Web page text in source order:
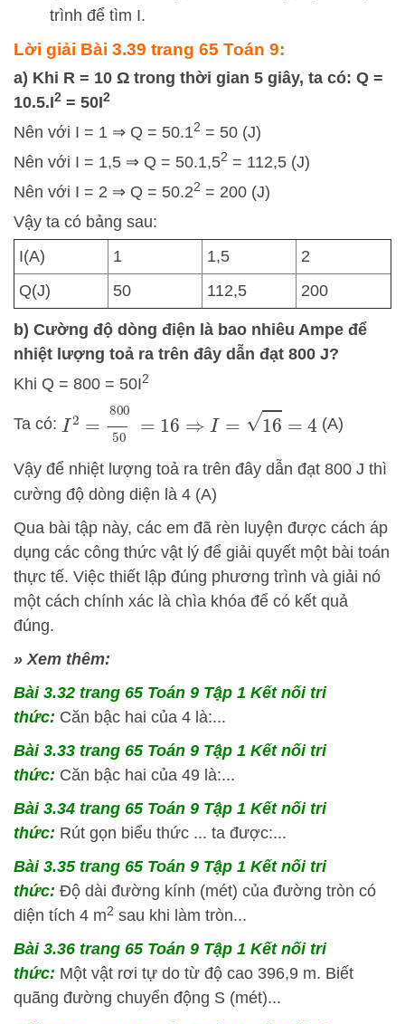
trình để tìm I.
Lời giải Bài 3.39 trang 65 Toán 9:
a) Khi R = 10 Ω trong thời gian 5 giây, ta có: Q =
10.5.I2 = 50I2
Nên với I = 1 ⇒ Q = 50.12 = 50 (J)
Nên với I = 1,5 ⇒ Q = 50.1,52 = 112,5 (J)
Nên với I = 2 ⇒ Q = 50.22 = 200 (J)
Vậy ta có bảng sau:
I(A)
1 1,5
2
Q(J)
50 112,5 200
b) Cường độ dòng điện là bao nhiêu Ampe để
nhiệt lượng toả ra trên đây dẫn đạt 800 J?
Khi Q = 800 = 50I2
Ta có: I2= 80050 16⇒ I 16 4 (A)
Vậy để nhiệt lượng toả ra trên đây dẫn đạt 800 J thì
cường độ dòng diện là 4 (A)
Qua bài tập này, các em đã rèn luyện được cách áp
dụng các công thức vật lý để giải quyết một bài toán
thực tế. Việc thiết lập đúng phương trình và giải nó
một cách chính xác là chìa khóa để có kết quả
đúng.
» Xem thêm:
Bài 3.32 trang 65 Toán 9 Tập 1 Kết nối tri
thức: Căn bậc hai của 4 là:...
Bài 3.33 trang 65 Toán 9 Tập 1 Kết nối tri
thức: Căn bậc hai của 49 là:...
Bài 3.34 trang 65 Toán 9 Tập 1 Kết nối tri
thức: Rút gọn biểu thức ... ta được:...
Bài 3.35 trang 65 Toán 9 Tập 1 Kết nối tri
thức: Độ dài đường kính (mét) của đường tròn có
diện tích 4 m2 sau khi làm tròn...
Bài 3.36 trang 65 Toán 9 Tập 1 Kết nối tri
thức: Một vật rơi tự do từ độ cao 396,9 m. Biết
quãng đường chuyển động S (mét)...